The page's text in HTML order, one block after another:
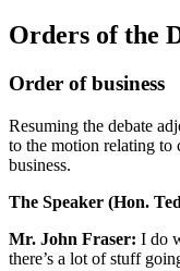
Orders of the
Order of business
Resuming the debate
to the motion relating to
business.
The Speaker (Hon.
Mr. John Fraser: I do
there’s a lot of stuff